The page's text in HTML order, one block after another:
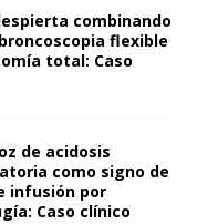
combinando
flexible
total: Caso
de acidosis
como signo de
infusión por
Caso clínico